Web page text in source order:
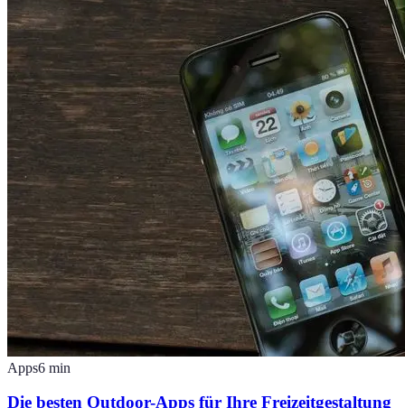
Apps6 min
Die besten Outdoor-Apps für Ihre Freizeitgestaltung